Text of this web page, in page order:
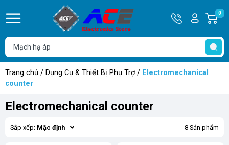
Hotline
0932
762514
Tài
khoản
Hello,
Khách
0
Trang chủ / Dụng Cụ & Thiết Bị Phụ Trợ/ Electromechanical
counter
Electromechanical counter
Sắp xếp: Mặc định 8 Sản phẩm